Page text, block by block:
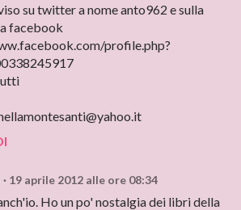
su twitter a nome anto962 e sulla
facebook
profile.php?
19 aprile 2012 alle ore 08:34
Ho un po' nostalgia dei libri della